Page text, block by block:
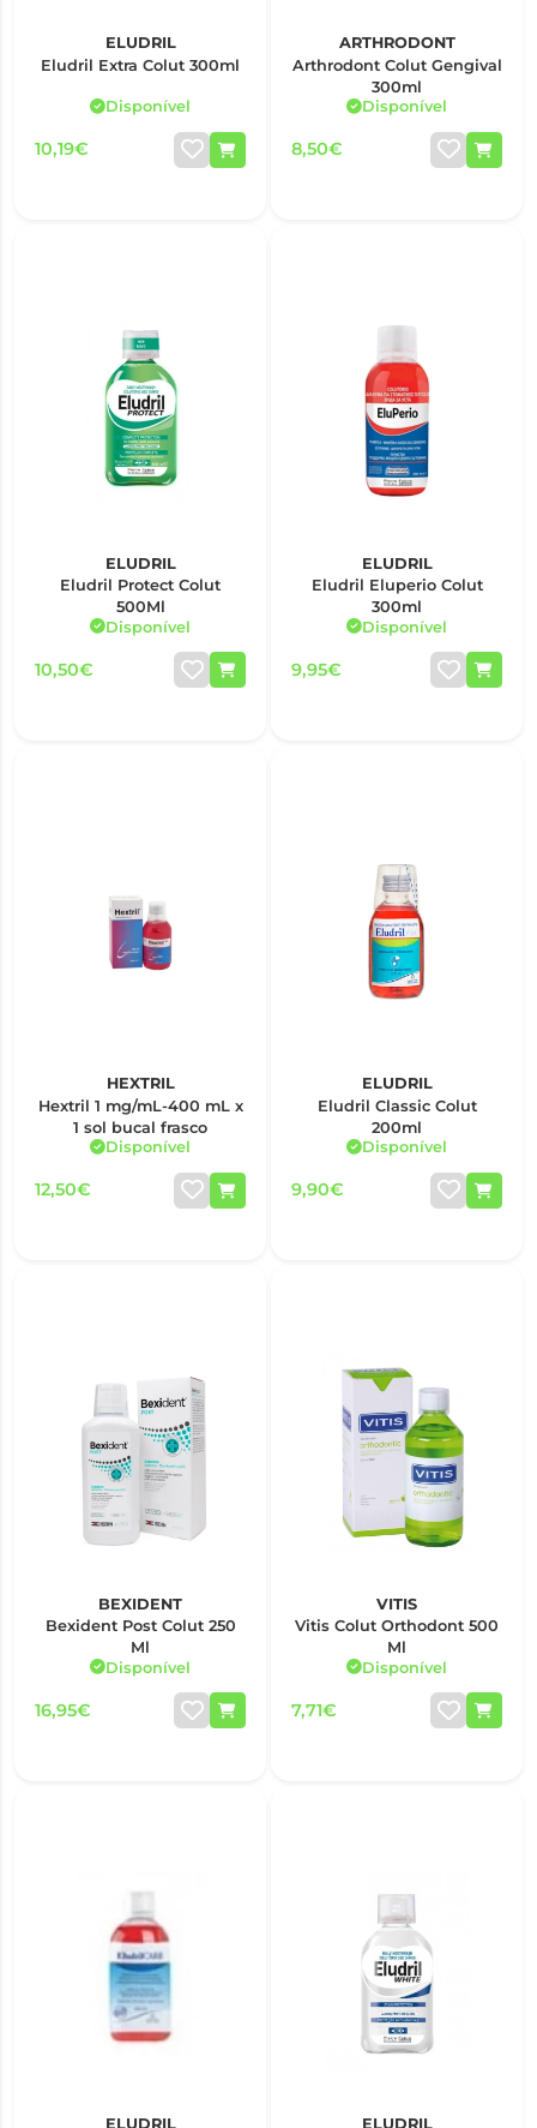
ELUDRIL
Eludril Extra Colut 300ml
Disponível
10,19€
ARTHRODONT
Arthrodont Colut Gengival
300ml
Disponível
8,50€
ELUDRIL
Eludril Protect Colut
500Ml
Disponível
10,50€
ELUDRIL
Eludril Eluperio Colut
300ml
Disponível
9,95€
HEXTRIL
Hextril 1 mg/mL-400 mL x
1 sol bucal frasco
Disponível
12,50€
ELUDRIL
Eludril Classic Colut
200ml
Disponível
9,90€
BEXIDENT
Bexident Post Colut 250
Ml
Disponível
16,95€
VITIS
Vitis Colut Orthodont 500
Ml
Disponível
7,71€
ELUDRIL ELUDRIL